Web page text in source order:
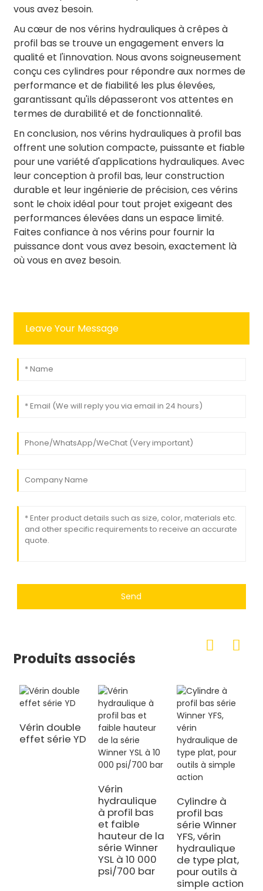
vous avez besoin.
Au cœur de nos vérins hydrauliques à crêpes à
profil bas se trouve un engagement envers la
qualité et l'innovation. Nous avons soigneusement
conçu ces cylindres pour répondre aux normes de
performance et de fiabilité les plus élevées,
garantissant qu'ils dépasseront vos attentes en
termes de durabilité et de fonctionnalité.
En conclusion, nos vérins hydrauliques à profil bas
offrent une solution compacte, puissante et fiable
pour une variété d'applications hydrauliques. Avec
leur conception à profil bas, leur construction
durable et leur ingénierie de précision, ces vérins
sont le choix idéal pour tout projet exigeant des
performances élevées dans un espace limité.
Faites confiance à nos vérins pour fournir la
puissance dont vous avez besoin, exactement là
où vous en avez besoin.
Leave Your Message
Send
Produits associés
Vérin double
effet série YD
Vérin
hydraulique
à profil bas
et faible
hauteur de la
série Winner
YSL à 10 000
psi/700 bar
Cylindre à
profil bas
série Winner
YFS, vérin
hydraulique
de type plat,
pour outils à
simple action